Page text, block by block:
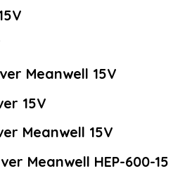
Meanwell 15V
15V
Meanwell 15V
Meanwell HEP-600-15